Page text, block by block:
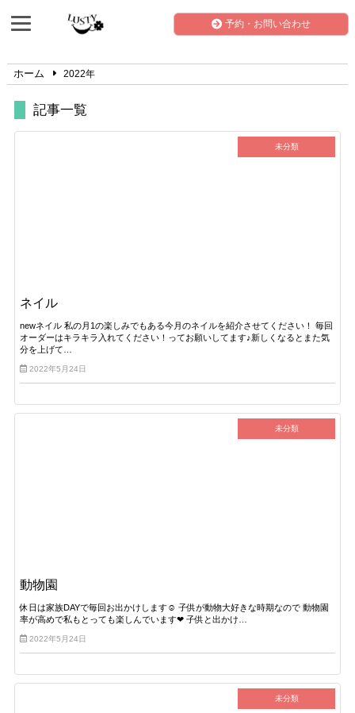
予約・お問い合わせ
ホーム 2022年
記事一覧
未分類
ネイル
newネイル 私の月1の楽しみでもある今月のネイルを紹介させてください！ 毎回
オーダーはキラキラ入れてください！ってお願いしてます♪新しくなるとまた気
分を上げて…
2022年5月24日
未分類
動物園
休日は家族DAYで毎回お出かけします☺︎ 子供が動物大好きな時期なので 動物園
率が高めで私もとっても楽しんでいます❤︎ 子供と出かけ…
2022年5月24日
未分類